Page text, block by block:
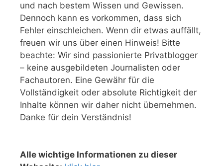
und nach bestem Wissen und Gewissen.
Dennoch kann es vorkommen, dass sich
Fehler einschleichen. Wenn dir etwas auffällt,
freuen wir uns über einen Hinweis! Bitte
beachte: Wir sind passionierte Privatblogger
– keine ausgebildeten Journalisten oder
Fachautoren. Eine Gewähr für die
Vollständigkeit oder absolute Richtigkeit der
Inhalte können wir daher nicht übernehmen.
Danke für dein Verständnis!
Alle wichtige Informationen zu dieser